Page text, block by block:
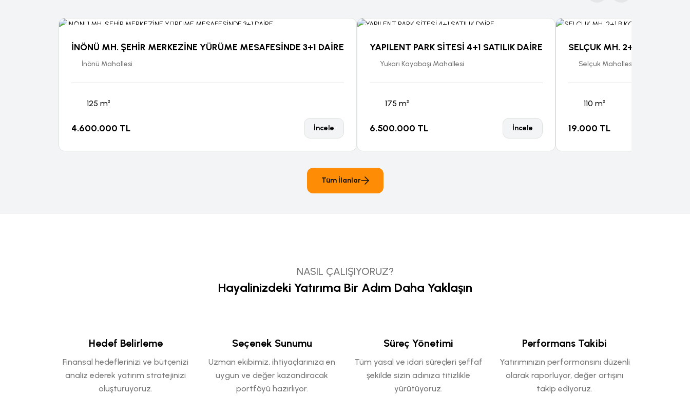
İNÖNÜ MH. ŞEHİR MERKEZİNE YÜRÜME MESAFESİNDE 3+1 DAİRE
İnönü Mahallesi
125 m²
4.600.000 TL İncele
YAPILENT PARK SİTESİ 4+1 SATILIK DAİRE
Yukarı Kayabaşı Mahallesi
175 m²
6.500.000 TL İncele
SELÇUK MH. 2+1 B.KOMBİLİ
Selçuk Mahallesİ
110 m²
19.000 TL
Tüm İlanlar
NASIL ÇALIŞIYORUZ?
Hayalinizdeki Yatırıma Bir Adım Daha Yaklaşın
Hedef Belirleme
Finansal hedeflerinizi ve bütçenizi
analiz ederek yatırım stratejinizi
oluşturuyoruz.
Seçenek Sunumu
Uzman ekibimiz, ihtiyaçlarınıza en
uygun ve değer kazandıracak
portföyü hazırlıyor.
Süreç Yönetimi
Tüm yasal ve idari süreçleri şeffaf
şekilde sizin adınıza titizlikle
yürütüyoruz.
Performans Takibi
Yatırımınızın performansını düzenli
olarak raporluyor, değer artışını
takip ediyoruz.